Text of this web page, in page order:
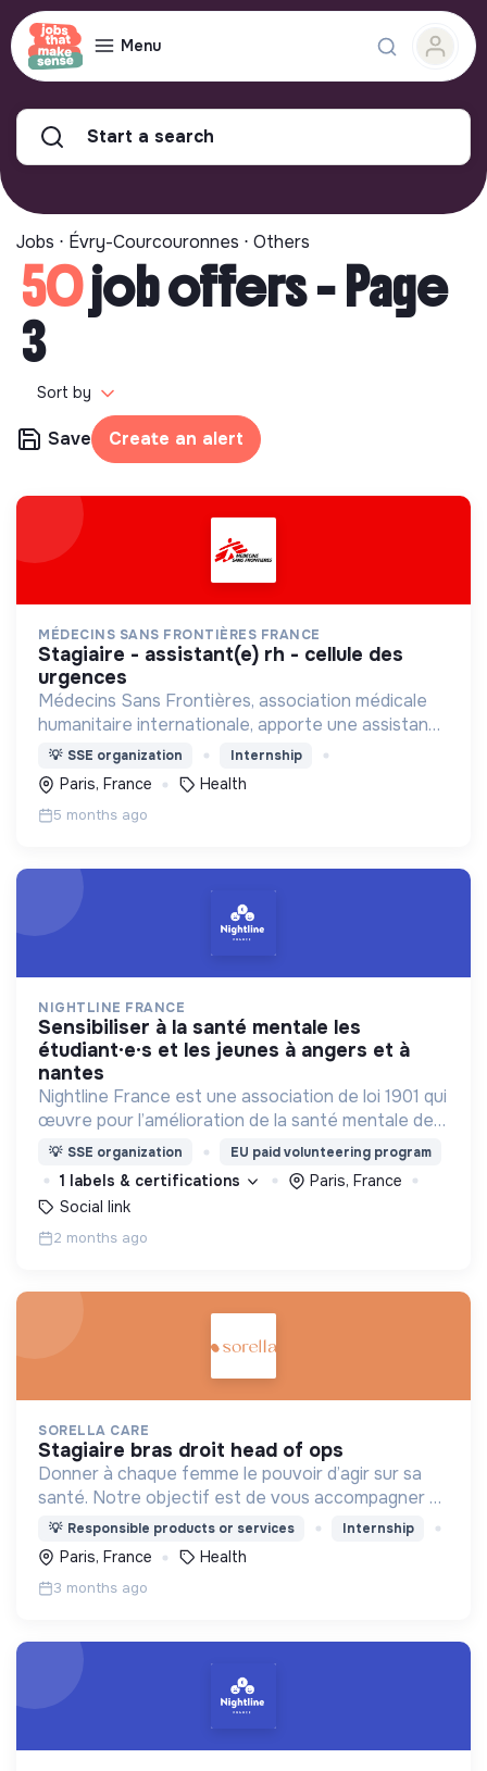
Menu
Start a search
Jobs ⋅ Évry-Courcouronnes ⋅ Others
50job offers - Page
3
Sort by
Save Create an alert
MÉDECINS SANS FRONTIÈRES FRANCE
stagiaire - assistant(e) rh - cellule des
urgences
Médecins Sans Frontières, association médicale
humanitaire internationale, apporte une assistance
médicale à des populations dont la vie est
menacée.
💡 SSE organization Internship
Paris, France Health
5 months ago
NIGHTLINE FRANCE
sensibiliser à la santé mentale les
étudiant·e·s et les jeunes à angers et à
nantes
Nightline France est une association de loi 1901 qui
œuvre pour l’amélioration de la santé mentale des
jeunes et en particulier des étudiant·e·s en
agissant à l'échelle individuelle et collective.
💡 SSE organization EU paid volunteering program
1 labels & certifications
Paris, France
Social link
2 months ago
SORELLA CARE
stagiaire bras droit head of ops
Donner à chaque femme le pouvoir d’agir sur sa
santé. Notre objectif est de vous accompagner et
de vous donner tous les outils nécessaires pour
comprendre votre corps et votre santé.
💡 Responsible products or services Internship
Paris, France Health
3 months ago